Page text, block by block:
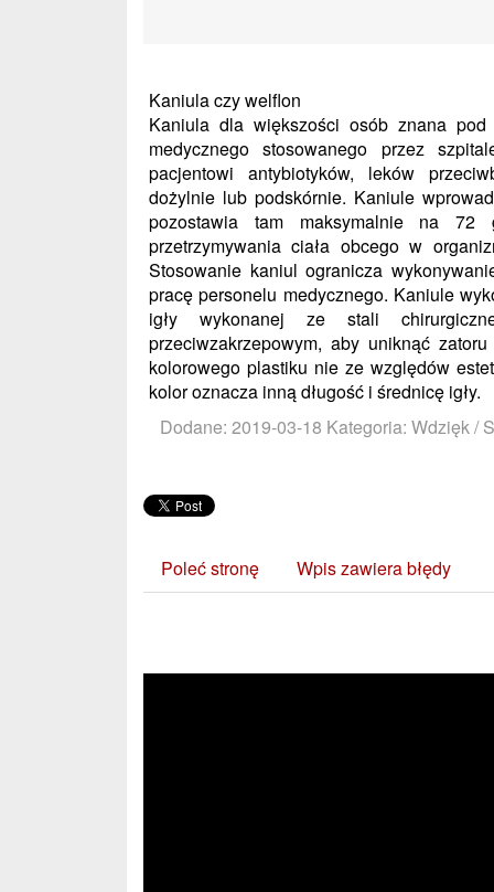
Kaniula czy welflon
Kaniula dla większości osób znana pod
medycznego stosowanego przez
pacjentowi antybiotyków, leków
dożylnie lub podskórnie. Kaniule
pozostawia tam maksymalnie na 72
przetrzymywania ciała obcego w
Stosowanie kaniul ogranicza
pracę personelu medycznego. Kaniule
igły wykonanej ze stali
przeciwzakrzepowym, aby uniknąć
kolorowego plastiku nie ze względów
kolor oznacza inną długość i średnicę igły.
Dodane: 2019-03-18 Kategoria: Wdzięk /
Poleć stronę Wpis zawiera błędy